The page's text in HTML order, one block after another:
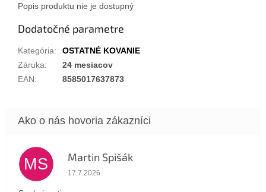
Popis produktu nie je dostupný
Dodatočné parametre
Kategória:
OSTATNÉ KOVANIE
Záruka:
24 mesiacov
EAN: 8585017637873
MS Martin Spišák
Hodnotenie obchodu je 5 z 5 hviezdičiek.
17.7.2026